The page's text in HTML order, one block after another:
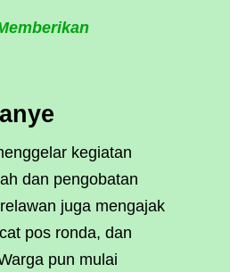
kegiatan
dan pengobatan
juga mengajak
pos ronda, dan
pun mulai